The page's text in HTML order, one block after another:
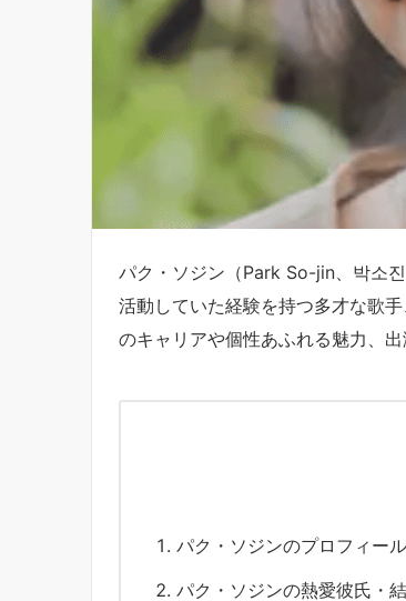
パク・ソジン（Park So-jin、박소
活動していた経験を持つ多才な歌
のキャリアや個性あふれる魅力、
パク・ソジンのプロフィール
パク・ソジンの熱愛彼氏・